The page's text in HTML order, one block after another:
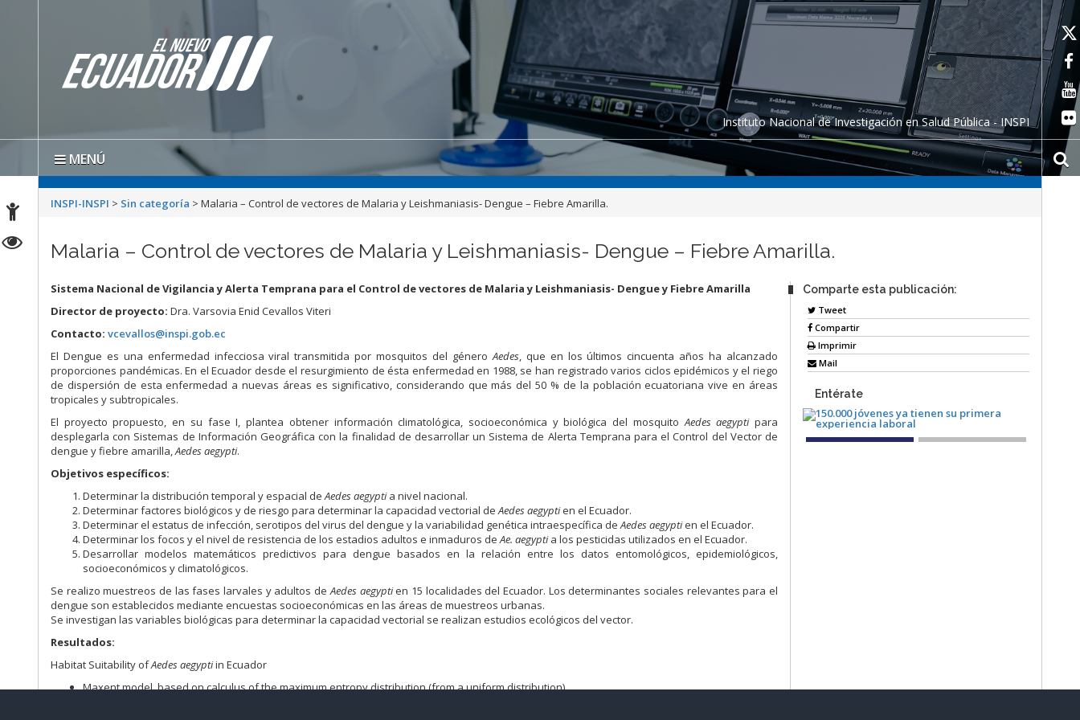
Instituto Nacional de Investigación en Salud Pública - INSPI
MENÚ
INSPI-INSPI > Sin categoría >Malaria – Control de vectores de Malaria y Leishmaniasis- Dengue – Fiebre Amarilla.
Malaria – Control de vectores de Malaria y Leishmaniasis- Dengue – Fiebre Amarilla.
Sistema Nacional de Vigilancia y Alerta Temprana para el Control de vectores de Malaria y Leishmaniasis- Dengue y Fiebre Amarilla
Director de proyecto:Dra. Varsovia Enid Cevallos Viteri
Contacto:vcevallos@inspi.gob.ec
El Dengue es una enfermedad infecciosa viral transmitida por mosquitos del géneroAedes, que en los últimos cincuenta años ha alcanzado
proporciones pandémicas. En el Ecuador desde el resurgimiento de ésta enfermedad en 1988, se han registrado varios ciclos epidémicos y el riego
de dispersión de esta enfermedad a nuevas áreas es significativo, considerando que más del 50 % de la población ecuatoriana vive en áreas
tropicales y subtropicales.
El proyecto propuesto, en su fase I, plantea obtener información climatológica, socioeconómica y biológica del mosquitoAedes aegyptipara
desplegarla con Sistemas de Información Geográfica con la finalidad de desarrollar un Sistema de Alerta Temprana para el Control del Vector de
dengue y fiebre amarilla,Aedes aegypti.
Objetivos específicos:
Determinar la distribución temporal y espacial deAedes aegyptia nivel nacional.
Determinar factores biológicos y de riesgo para determinar la capacidad vectorial deAedes aegyptien el Ecuador.
Determinar el estatus de infección, serotipos del virus del dengue y la variabilidad genética intraespecífica deAedes aegyptien el Ecuador.
Determinar los focos y el nivel de resistencia de los estadios adultos e inmaduros deAe. aegyptia los pesticidas utilizados en el Ecuador.
Desarrollar modelos matemáticos predictivos para dengue basados en la relación entre los datos entomológicos, epidemiológicos,
socioeconómicos y climatológicos.
Se realizo muestreos de las fases larvales y adultos deAedes aegyptien 15 localidades del Ecuador. Los determinantes sociales relevantes para el
dengue son establecidos mediante encuestas socioeconómicas en las áreas de muestreos urbanas.
Se investigan las variables biológicas para determinar la capacidad vectorial se realizan estudios ecológicos del vector.
Resultados:
Habitat Suitability ofAedes aegyptiin Ecuador
Maxent model, based on calculus of the maximum entropy distribution (from a uniform distribution).
Comparte esta publicación:
Tweet
Compartir
Imprimir
Mail
Entérate